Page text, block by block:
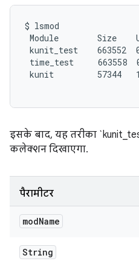
$ lsmod
Module        Size
kunit_test    663552
time_test     663558
kunit         57344
इसके बाद, यह तरीका
कलेक्शन दिखाएगा.
पैरामीटर
modName
String